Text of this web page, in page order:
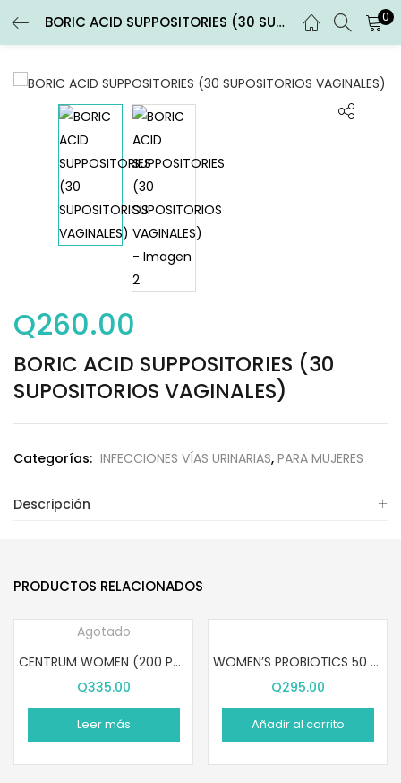
BORIC ACID SUPPOSITORIES (30 SUPOSITORIOS VAGINALES) 0
BORIC ACID SUPPOSITORIES (30
SUPOSITORIOS VAGINALES)
Q260.00
Categorías: INFECCIONES VÍAS URINARIAS, PARA MUJERES
Descripción
PRODUCTOS RELACIONADOS
Agotado
CENTRUM WOMEN (200 PASTILLAS)
Q335.00
Leer más
WOMEN’S PROBIOTICS 50 BILLION (60 PASTILLAS)
Q295.00
Añadir al carrito
ENTRAR REGISTRARSE
Introduce tu nombre de usuario y contraseña para iniciar
Recuérdame
¿Contraseña perdida?